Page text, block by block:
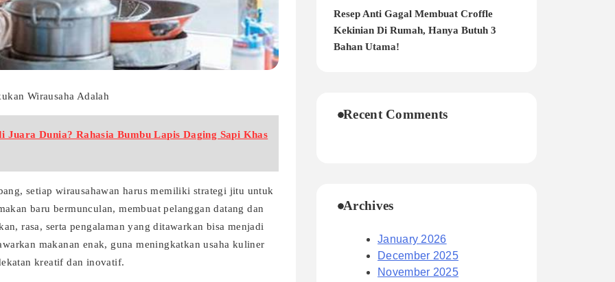
Wirausaha Adalah
Juara Dunia? Rahasia Bumbu Lapis Daging Sapi Khas
setiap wirausahawan harus memiliki strategi jitu untuk
baru bermunculan, membuat pelanggan datang dan
rasa, serta pengalaman yang ditawarkan bisa menjadi
makanan enak, guna meningkatkan usaha kuliner
kreatif dan inovatif.
Resep Anti Gagal Membuat Croffle
Kekinian Di Rumah, Hanya Butuh 3
Bahan Utama!
Recent Comments
Archives
January 2026
December 2025
November 2025